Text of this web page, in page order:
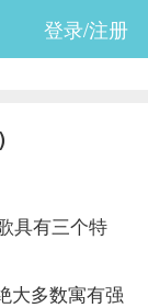
登录/注册
具有三个特
多数寓有强